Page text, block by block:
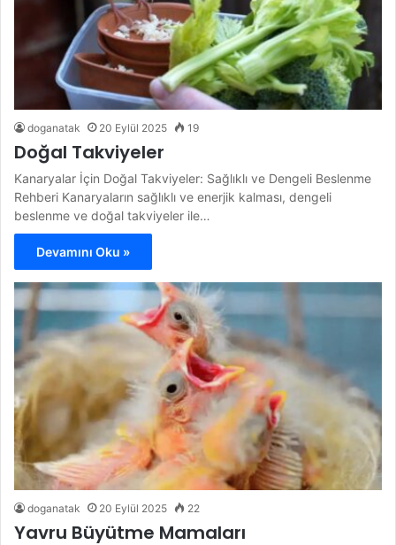
doganatak 20 Eylül 2025 19
Doğal Takviyeler
Kanaryalar İçin Doğal Takviyeler: Sağlıklı ve Dengeli Beslenme
Rehberi Kanaryaların sağlıklı ve enerjik kalması, dengeli
beslenme ve doğal takviyeler ile…
Devamını Oku »
doganatak 20 Eylül 2025 22
Yavru Büyütme Mamaları